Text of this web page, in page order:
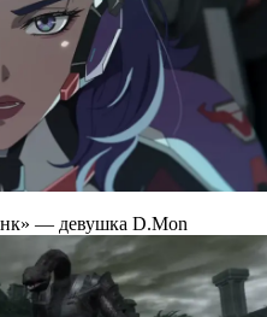
— девушка D.Mon